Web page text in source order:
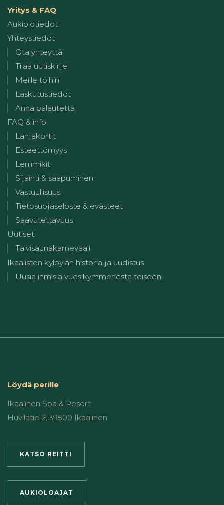
Yritys & FAQ
Aukiolotiedot
Yhteystiedot
Ota yhteyttä
Tilaa uutiskirje
Meille töihin
Laskutustiedot
Anna palautetta
FAQ & info
Lahjakortit
Esteettömyys
Lemmikit
Sijainti & saapuminen
Vastuullisuus
Tietosuojaseloste & evästeet
Saavutettavuus
Uutiset
Talvisaunakarnevaali
Ikaalisten kylpylän historia ja uudistus
Uusia ihmisiä vuosikymmenestä toiseen
Löydä perille
Ikaalinen Spa & Resort
Huvilatie 2, 39500 Ikaalinen
KATSO REITTI
AUKIOLOAJAT